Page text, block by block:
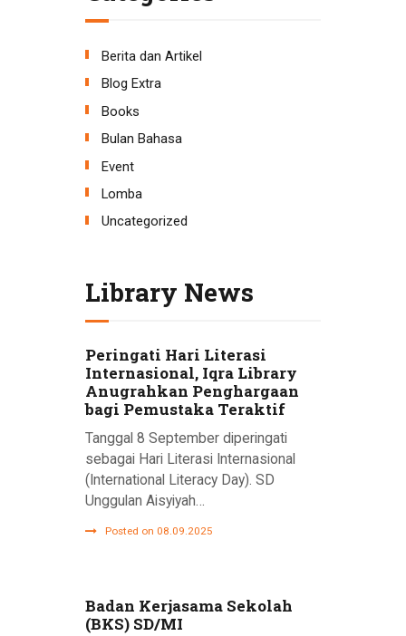
Berita dan Artikel
Blog Extra
Books
Bulan Bahasa
Event
Lomba
Uncategorized
Library News
Peringati Hari Literasi
Internasional, Iqra Library
Anugrahkan Penghargaan
bagi Pemustaka Teraktif
Tanggal 8 September diperingati
sebagai Hari Literasi Internasional
(International Literacy Day). SD
Unggulan Aisyiyah…
Posted on 08.09.2025
Badan Kerjasama Sekolah
(BKS) SD/MI